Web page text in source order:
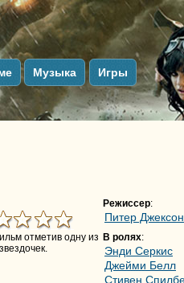
Музыка Игры
отметив одну из
звездочек.
Режиссер:
Питер Джексон
В ролях:
Энди Серкис
Джейми Белл
Стивен